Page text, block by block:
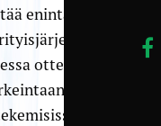
enintään 500
otteluihin
470
oleva